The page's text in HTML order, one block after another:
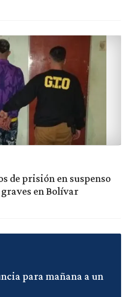
de prisión en suspenso
en Bolívar
para mañana a un